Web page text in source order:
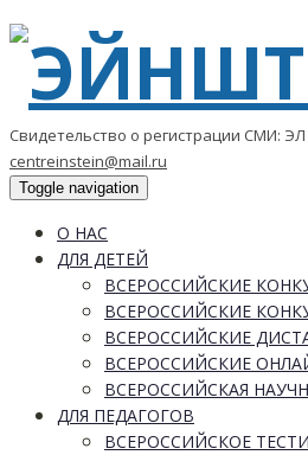
Свидетельство о регистрации СМИ:
centreinstein@mail.ru
Toggle navigation
О НАС
ДЛЯ ДЕТЕЙ
ВСЕРОССИЙСКИЕ
ВСЕРОССИЙСКИЕ
ВСЕРОССИЙСКИЕ
ВСЕРОССИЙСКИЕ
ВСЕРОССИЙСКАЯ
ДЛЯ ПЕДАГОГОВ
ВСЕРОССИЙСКОЕ